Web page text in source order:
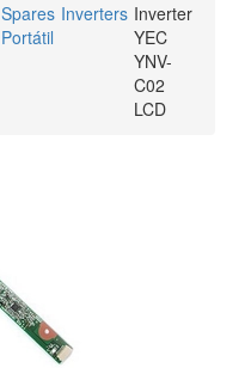
Spares
Portátil
Inverters Inverter
YEC
YNV-
C02
LCD